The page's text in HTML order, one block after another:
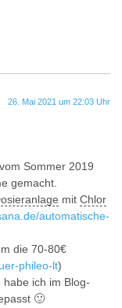
26. Mai 2021 um 22:03 Uhr
Sommer 2019
gemacht.
mit Chlor
automatische-
die 70-80€
phileo-lt)
ich im Blog-
🙂